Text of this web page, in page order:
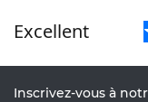
Excellent
Inscrivez-vous à